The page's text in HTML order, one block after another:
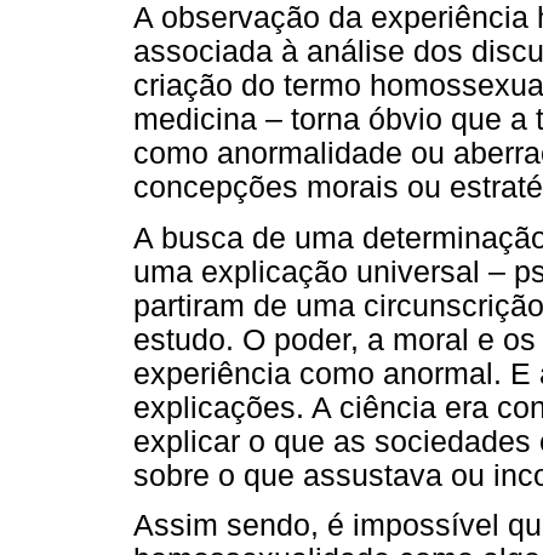
A observação da
associada à análise dos
criação do termo
medicina – torna óbvio que
como anormalidade ou
concepções morais ou
A busca de uma
uma explicação universal –
partiram de uma
estudo. O poder, a moral e
experiência como anormal.
explicações. A ciência era
explicar o que as
sobre o que assustava ou
Assim sendo, é impossível